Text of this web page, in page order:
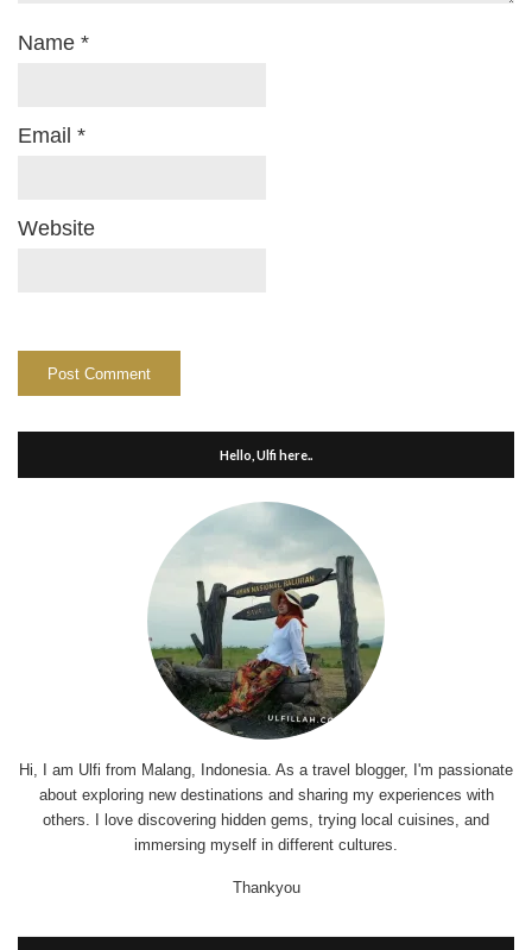
Name *
Email *
Website
Hello, Ulfi here..
Hi, I am Ulfi from Malang, Indonesia. As a travel blogger, I'm passionate
about exploring new destinations and sharing my experiences with
others. I love discovering hidden gems, trying local cuisines, and
immersing myself in different cultures.
Thankyou